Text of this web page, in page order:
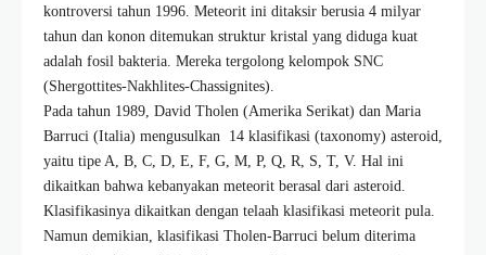
kontroversi tahun 1996. Meteorit ini ditaksir berusia 4 milyar
tahun dan konon ditemukan struktur kristal yang diduga kuat
adalah fosil bakteria. Mereka tergolong kelompok SNC
(Shergottites-Nakhlites-Chassignites).
Pada tahun 1989, David Tholen (Amerika Serikat) dan Maria
Barruci (Italia) mengusulkan 14 klasifikasi (taxonomy) asteroid,
yaitu tipe A, B, C, D, E, F, G, M, P, Q, R, S, T, V. Hal ini
dikaitkan bahwa kebanyakan meteorit berasal dari asteroid.
Klasifikasinya dikaitkan dengan telaah klasifikasi meteorit pula.
Namun demikian, klasifikasi Tholen-Barruci belum diterima